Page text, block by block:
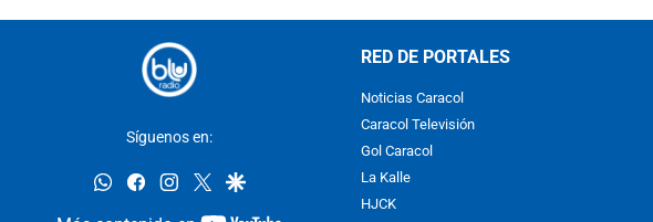
Síguenos en:
whatsappfacebookinstagram
twittergoogle
RED DE PORTALES
Noticias Caracol
Caracol Televisión
Gol Caracol
La Kalle
HJCK